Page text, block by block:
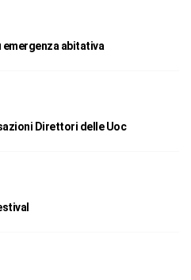
emergenza abitativa
Direttori delle Uoc